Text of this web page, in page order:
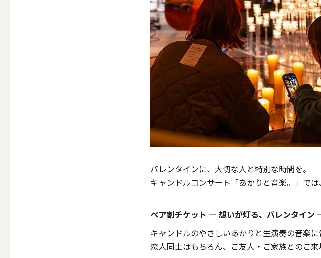
キャンドル・ホルダーセット
ALL
点火・消火ツール
手作りキャンドル
ALL
本格手作りキャンドル材料
バレンタインに、大切な人と特別な時間を。
キャンドルコンサート「あかりと音楽。」では
ペア割チケット ― 想いが灯る、バレンタイン
キャンドルのやさしいあかりと生演奏の音楽
恋人同士はもちろん、ご友人・ご家族とのご来